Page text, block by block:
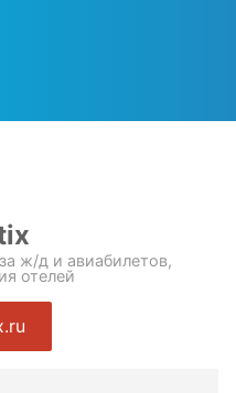
ж/д и авиабилетов,
отелей